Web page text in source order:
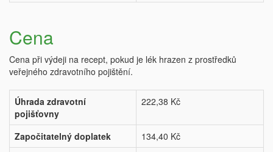
Cena
Cena při výdeji na recept, pokud je lék hrazen z prostředků
veřejného zdravotního pojištění.
Úhrada zdravotní
pojišťovny
222,38 Kč
Započitatelný doplatek
134,40 Kč